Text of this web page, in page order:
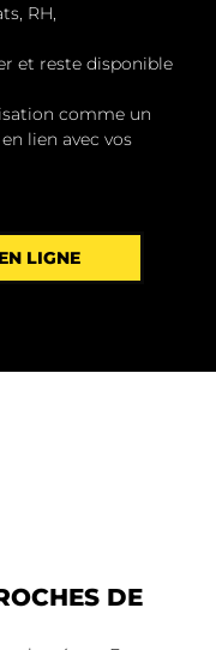
RH,
et reste disponible
comme un
lien avec vos
LIGNE
DE